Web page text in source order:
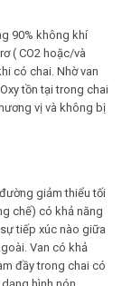
90% không khí
( CO2 hoặc/và
có chai. Nhờ van
tồn tại trong chai
vị và không bị
giảm thiểu tối
chế) có khả năng
tiếp xúc nào giữa
Van có khả
đầy trong chai có